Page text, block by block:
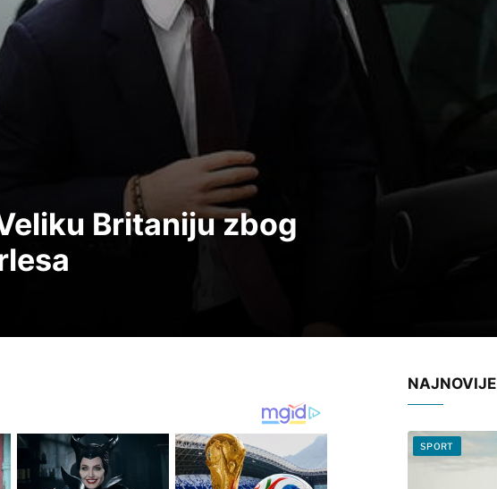
Britaniju zbog
NAJNOVIJE
SPORT